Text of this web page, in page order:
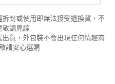
封或使用即無法接受退換貨，不
敬請見諒
貨，外包裝不會出現任何情趣商
請安心選購